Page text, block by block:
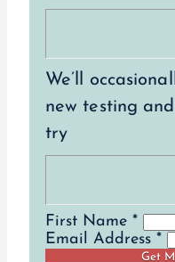
We’ll
new testing
try
First Name *
Email Address *